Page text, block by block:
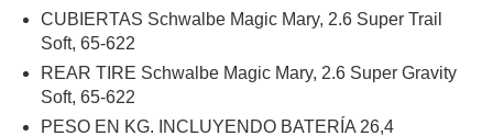
CUBIERTAS Schwalbe Magic Mary, 2.6 Super Trail
Soft, 65-622
REAR TIRE Schwalbe Magic Mary, 2.6 Super Gravity
Soft, 65-622
PESO EN KG. INCLUYENDO BATERÍA 26,4